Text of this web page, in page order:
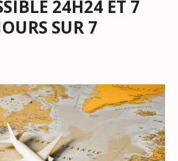
24H24 ET 7
SUR 7